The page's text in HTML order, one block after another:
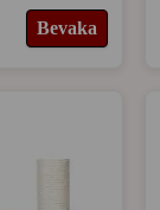
Bevaka